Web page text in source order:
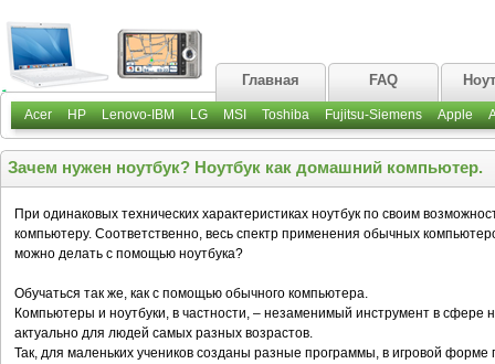
Главная FAQ
Acer HP Lenovo-IBM LG MSI Toshiba Fujitsu-Siemens Apple
Зачем нужен ноутбук? Ноутбук как домашний компьютер.
При одинаковых технических характеристиках ноутбук по своим
компьютеру. Соответственно, весь спектр применения обычных
можно делать с помощью ноутбука?
Обучаться так же, как с помощью обычного компьютера.
Компьютеры и ноутбуки, в частности, – незаменимый инструмент в сфере
актуально для людей самых разных возрастов.
Так, для маленьких учеников созданы разные программы, в игровой